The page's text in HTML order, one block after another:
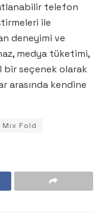
telefon
ile
deneyimi ve
medya tüketimi,
bir seçenek olarak
arasında kendine
Mix Fold